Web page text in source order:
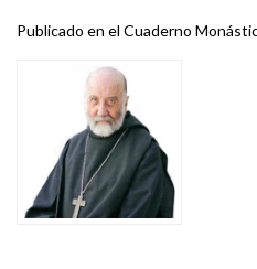
Publicado en el Cuaderno